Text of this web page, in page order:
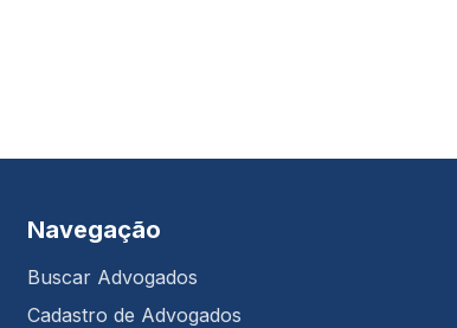
Navegação
Buscar Advogados
Cadastro de Advogados